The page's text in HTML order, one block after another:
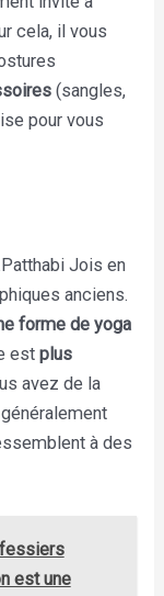
cela, il vous
(sangles,
pour vous
Jois en
anciens.
forme de yoga
estplus
avez de la
à des
est une